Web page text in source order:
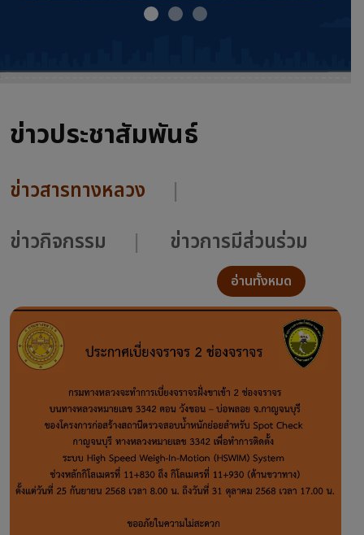
ข่าวประชาสัมพันธ์
ข่าวสารทางหลวง
ข่าวกิจกรรม
ข่าวการมีส่วนร่วม
อ่านทั้งหมด